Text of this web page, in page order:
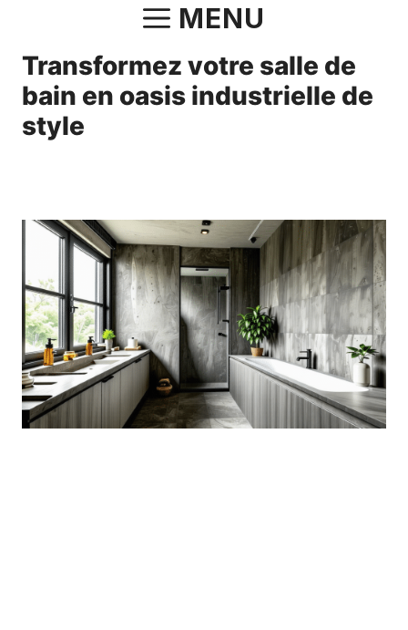
contenu
MENU
Transformez votre salle de
bain en oasis industrielle de
style